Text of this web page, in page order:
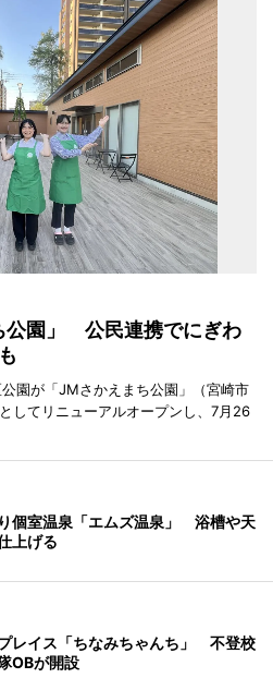
公園」 公民連携でにぎわ
園が「JMさかえまち公園」（宮崎市
してリニューアルオープンし、7月26
個室温泉「エムズ温泉」 浴槽や天
上げる
レイス「ちなみちゃんち」 不登校
OBが開設